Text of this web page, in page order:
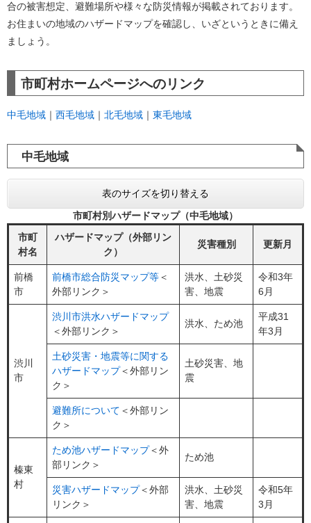
合の被害想定、避難場所や様々な防災情報が掲載されております。
お住まいの地域のハザードマップを確認し、いざというときに備え
ましょう。
市町村ホームページへのリンク
中毛地域 ｜ 西毛地域 ｜ 北毛地域 ｜ 東毛地域
中毛地域
表のサイズを切り替える
市町村別ハザードマップ（中毛地域）
市町
村名
ハザードマップ（外部リン
ク）
災害種別 更新月
前橋
市
前橋市総合防災マップ等＜
外部リンク＞
洪水、土砂災
害、地震
令和3年
6月
渋川
市
渋川市洪水ハザードマップ
＜外部リンク＞
洪水、ため池
平成31
年3月
土砂災害・地震等に関する
ハザードマップ＜外部リン
ク＞
土砂災害、地
震
避難所について ＜外部リン
ク＞
榛東
村
ため池ハザードマップ＜外
部リンク＞
ため池
災害ハザードマップ＜外部
リンク＞
洪水、土砂災
害、地震
令和5年
3月